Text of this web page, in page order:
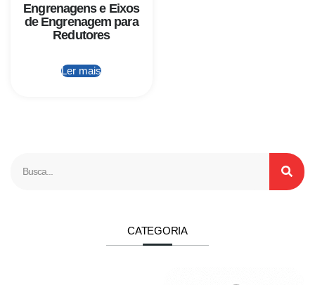
Engrenagens e Eixos
de Engrenagem para
Redutores
Ler mais
CATEGORIA